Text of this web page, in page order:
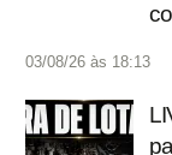
03/08/26 às 18:13